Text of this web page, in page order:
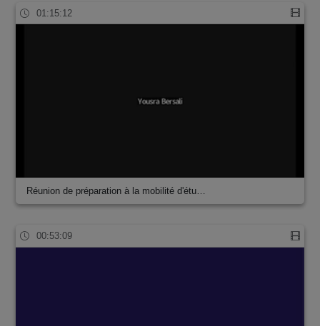
01:15:12
Réunion de préparation à la mobilité d'étu…
00:53:09